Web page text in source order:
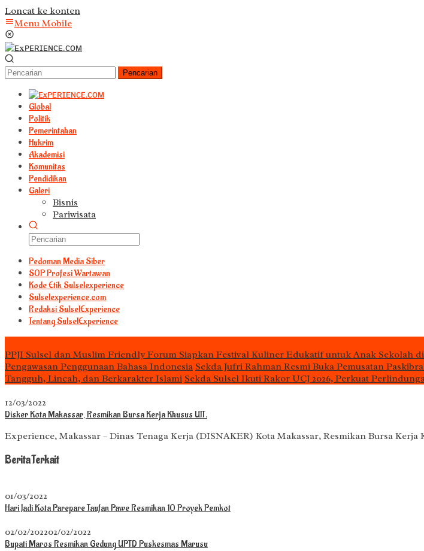
Loncat ke konten
Menu Mobile
Pencarian
Global
Politik
Pemerintahan
Hukrim
Akademisi
Komunitas
Pendidikan
Galeri
Bisnis
Pariwisata
Pedoman Media Siber
S0P Profesi Wartawan
Kode Etik Sulselexperience
Sulselexperience.com
Redaksi SulselExperience
Tentang SulselExperience
PPJI Sulsel dan Muslim Friendly Forum Siapkan Festival Kuliner Edukatif untuk Anak Sekolah
Pengawasan Penggunaan Bahasa Indonesia Sekda Jufri Rahman Resmi Buka Pemusatan
Tangguh, Lincah, dan Berkarakter Islami Sekda Sulsel Ikuti Rakor UCJ 2026, Perkuat
12/03/2022
Disker Kota Makassar, Resmikan Bursa Kerja Khusus UIT.
Experience, Makassar – Dinas Tenaga Kerja (DISNAKER) Kota Makassar, Resmikan Bursa Kerja
Berita Terkait
01/03/2022
Hari Jadi Kota Parepare Taufan Pawe Resmikan 10 Proyek Pemkot
02/02/202202/02/2022
Bupati Maros Resmikan Gedung UPTD Puskesmas Marusu